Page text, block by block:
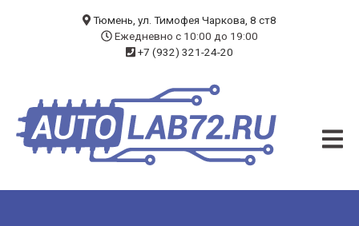
ЧИП-ТЮНИНГ
ДИАГНОСТИКА
Тюмень, ул. Тимофея Чаркова, 8 ст8
Ежедневно с 10:00 до 19:00
+7 (932) 321-24-20